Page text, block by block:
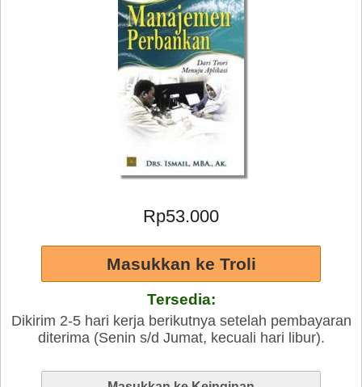
Rp53.000
Tersedia:
Dikirim 2-5 hari kerja berikutnya setelah pembayaran
diterima (Senin s/d Jumat, kecuali hari libur).